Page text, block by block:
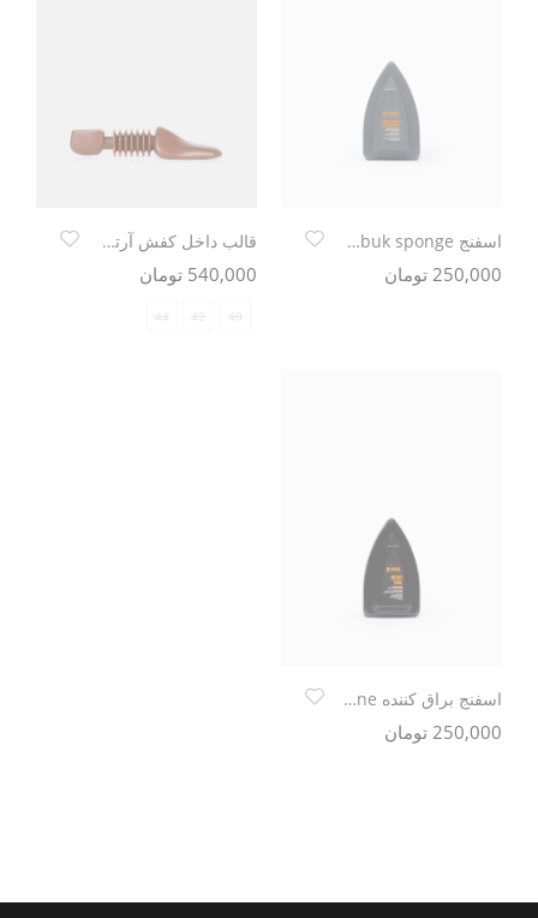
اسفنج Blink suede &nubuk sponge
250,000 تومان
قالب داخل کفش آرتمن
540,000 تومان
40
42
44
اسفنج براق کننده Blink instant shine
250,000 تومان